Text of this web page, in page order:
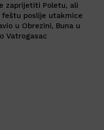
zaprijetiti Poletu, ali
feštu poslije utakmice
u Obrezini, Buna u
Vatrogasac